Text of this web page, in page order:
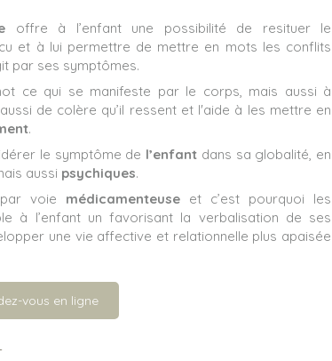
offre à l’enfant une possibilité de resituer le
et à lui permettre de mettre en mots les conflits
par ses symptômes.
ce qui se manifeste par le corps, mais aussi à
de colère qu’il ressent et l'aide à les mettre en
.
le symptôme de l’enfant dans sa globalité, en
aussi psychiques.
voie médicamenteuse et c’est pourquoi les
à l’enfant un favorisant la verbalisation de ses
une vie affective et relationnelle plus apaisée
vous en ligne